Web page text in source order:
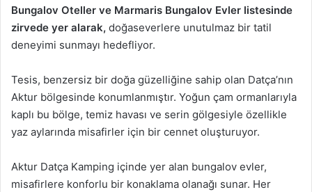
Bungalov Oteller ve Marmaris Bungalov Evler listesinde
zirvede yer alarak, doğaseverlere unutulmaz bir tatil
deneyimi sunmayı hedefliyor.
Tesis, benzersiz bir doğa güzelliğine sahip olan Datça’nın
Aktur bölgesinde konumlanmıştır. Yoğun çam ormanlarıyla
kaplı bu bölge, temiz havası ve serin gölgesiyle özellikle
yaz aylarında misafirler için bir cennet oluşturuyor.
Aktur Datça Kamping içinde yer alan bungalov evler,
misafirlere konforlu bir konaklama olanağı sunar. Her